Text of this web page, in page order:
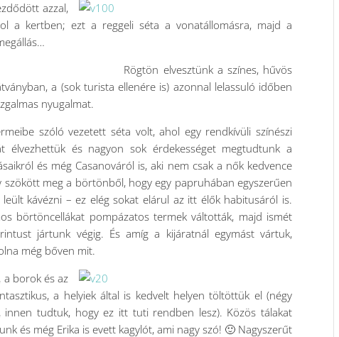
azzal,
a kertben; ezt a reggeli séta a vonatállomásra, majd a
Rögtön elvesztünk a színes, hűvös
a (sok turista ellenére is) azonnal lelassuló időben
nyugalmat.
szóló vezetett séta volt, ahol egy rendkívüli színészi
élvezhettük és nagyon sok érdekességet megtudtunk a
és még Casanováról is, aki nem csak a nők kedvence
szökött meg a börtönből, hogy egy papruhában egyszerűen
kávézni – ez elég sokat elárul az itt élők habitusáról is.
börtöncellákat pompázatos termek váltották, majd ismét
jártunk végig. És amíg a kijáratnál egymást vártuk,
még bőven mit.
a borok és az
a helyiek által is kedvelt helyen töltöttük el (négy
tudtuk, hogy ez itt tuti rendben lesz). Közös tálakat
és még Erika is evett kagylót, ami nagy szó! 🙂 Nagyszerűt